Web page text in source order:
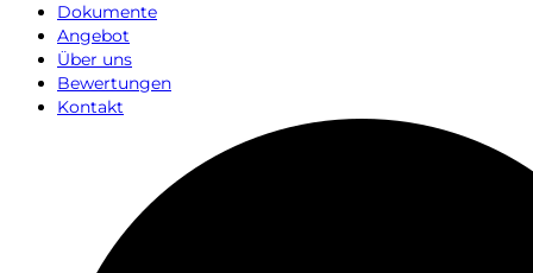
Dokumente
Angebot
Über uns
Bewertungen
Kontakt